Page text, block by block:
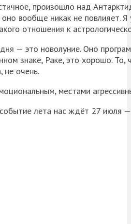
произошло над
вообще никак не повлияет.
отношения к
— это новолуние. Оно
знаке, Раке, это хорошо.
не очень.
местами
лета нас ждёт 27 июля